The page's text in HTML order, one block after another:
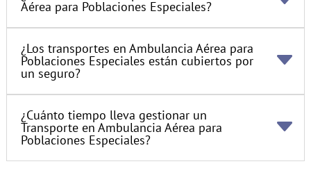
Aérea para Poblaciones Especiales?
¿Los transportes en Ambulancia Aérea para
Poblaciones Especiales están cubiertos por
un seguro?
¿Cuánto tiempo lleva gestionar un
Transporte en Ambulancia Aérea para
Poblaciones Especiales?